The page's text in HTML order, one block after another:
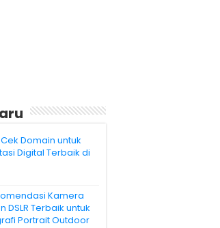
Domain untuk
Digital Terbaik di
Kamera
DSLR Terbaik untuk
Portrait Outdoor